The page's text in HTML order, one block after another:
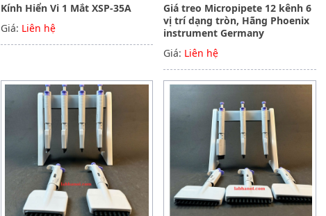
Kính Hiển Vi 1 Mắt XSP-35A
Giá: Liên hệ
Giá treo Micropipete 12 kênh 6
vị trí dạng tròn, Hãng Phoenix
instrument Germany
Giá: Liên hệ